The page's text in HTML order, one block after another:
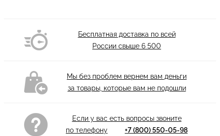
Конструкция модели разработана для активного отдыха и
повседневной носки. Куртка имеет длинные рукава с
фиксируются и не пропускают холодный воздух. Воротник-
стойка защищает шею от ветра, а застежка на удобную
молнию обеспечивает быстрое и комфортное надевание. По
посадку по фигуре, а вместительные боковые карманы
позволяют хранить необходимые мелочи. Дизайн сочетает уют
Бесплатная доставка по всей
России свыше 6 500
Мы без проблем вернем вам деньги
за товары, которые вам не подошли
Если у вас есть вопросы звоните
по телефону
+7 (800) 550-05-98